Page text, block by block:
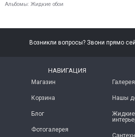
Альбомы: Жидкие обои
Возникли вопросы? Звони прямо
НАВИГАЦИЯ
Магазин
Корзина
Блог
Фотогалерея
Галерея
Нашы
Жидкие